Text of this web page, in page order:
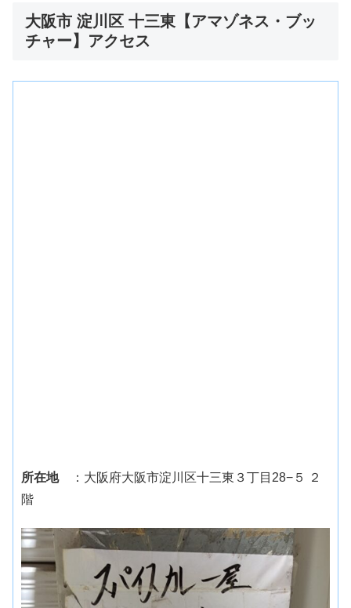
大阪市 淀川区 十三東【アマゾネス・ブッ
チャー】アクセス
所在地：大阪府大阪市淀川区十三東３丁目28−５ ２
階